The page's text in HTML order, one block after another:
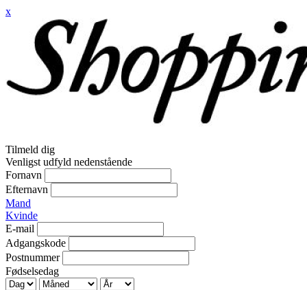
x
Tilmeld dig
Venligst udfyld nedenstående
Fornavn
Efternavn
Mand
Kvinde
E-mail
Adgangskode
Postnummer
Fødselsedag